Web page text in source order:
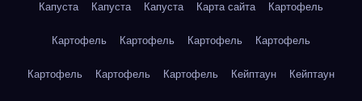
Капуста Капуста Капуста Карта сайта Картофель
Картофель Картофель Картофель Картофель
Картофель Картофель Картофель Кейптаун Кейптаун